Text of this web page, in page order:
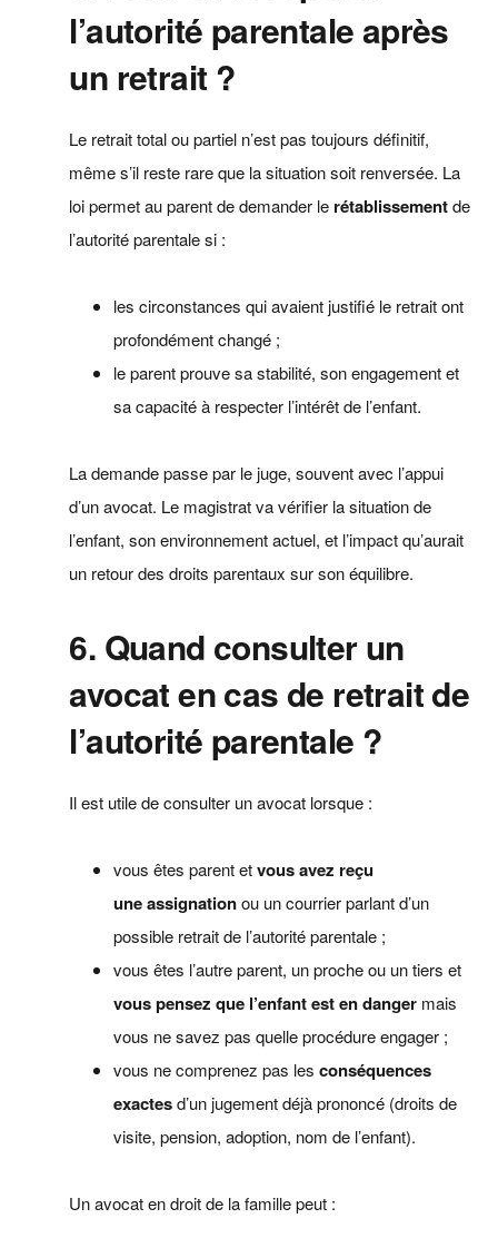
l’autorité parentale après
un retrait ?
Le retrait total ou partiel n’est pas toujours définitif,
même s’il reste rare que la situation soit renversée. La
loi permet au parent de demander le rétablissementde
l’autorité parentale si :
les circonstances qui avaient justifié le retrait ont
profondément changé ;
le parent prouve sa stabilité, son engagement et
sa capacité à respecter l’intérêt de l’enfant.
La demande passe par le juge, souvent avec l’appui
d’un avocat. Le magistrat va vérifier la situation de
l’enfant, son environnement actuel, et l’impact qu’aurait
un retour des droits parentaux sur son équilibre.
6. Quand consulter un
avocat en cas de retrait de
l’autorité parentale ?
Il est utile de consulter un avocat lorsque :
vous êtes parent etvous avez reçu
uneassignationou un courrier parlant d’un
possible retrait de l’autorité parentale ;
vous êtes l’autre parent, un proche ou un tiers et
vous pensez que l’enfant est en danger mais
vous ne savez pas quelle procédure engager ;
vous ne comprenez pas lesconséquences
exactesd’un jugement déjà prononcé (droits de
visite, pension, adoption, nom de l’enfant).
Un avocat en droit de la famille peut :